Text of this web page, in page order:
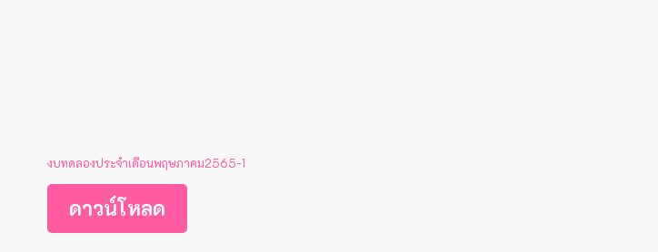
งบทดลองประจำเดือนพฤษภาคม2565-1
ดาวน์โหลด